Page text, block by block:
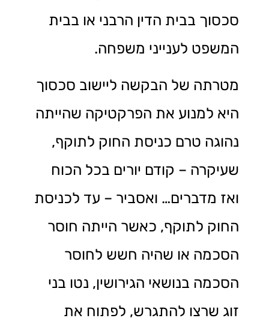
סכסוך בבית הדין הרבני או בבית
המשפט לענייני משפחה.
מטרתה של הבקשה ליישוב סכסוך
היא למנוע את הפרקטיקה שהייתה
נהוגה טרם כניסת החוק לתוקף,
שעיקרה – קודם יורים בכל הכוח
ואז מדברים… ואסביר – עד לכניסת
החוק לתוקף, כאשר הייתה חוסר
הסכמה או שהיה חשש לחוסר
הסכמה בנושאי הגירושין, נטו בני
זוג שרצו להתגרש, לפתוח את